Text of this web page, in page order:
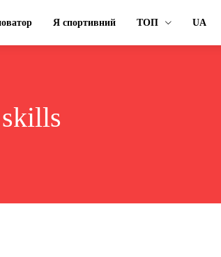
Я спортивний ТОП UA